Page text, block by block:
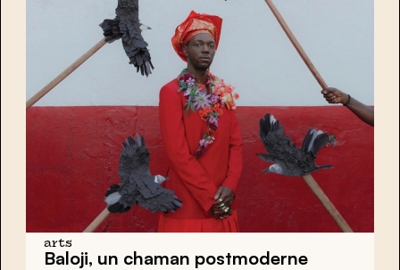
arts
Baloji, un chaman postmoderne